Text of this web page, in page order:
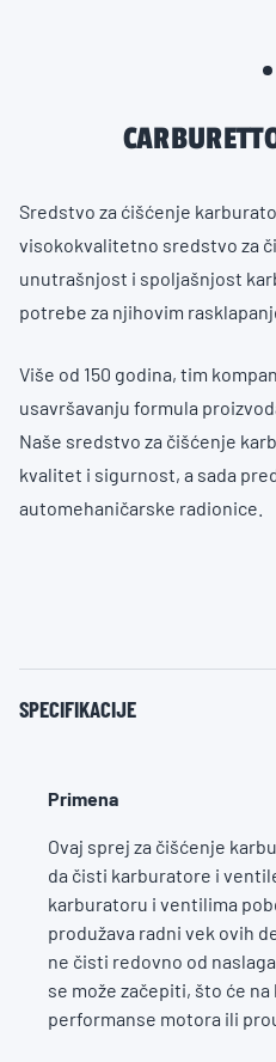
Sredstvo za ćišćenje
visokokvalitetno sredstvo za
unutrašnjost i spoljašnjost
potrebe za njihovim
Više od 150 godina, tim
usavršavanju formula
Naše sredstvo za čišćenje
kvalitet i sigurnost, a sada
automehaničarske radionice.
SPECIFIKACIJE
Primena
Ovaj sprej za čišćenje
da čisti karburatore i
karburatoru i ventilima
produžava radni vek ovih
ne čisti redovno od
se može začepiti, što će
performanse motora ili